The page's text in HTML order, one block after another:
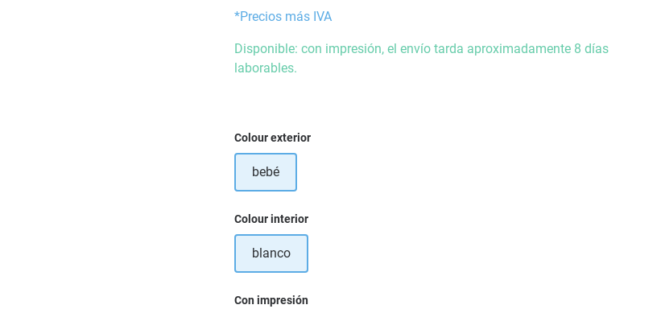
*Precios más IVA
Disponible: con impresión, el envío tarda aproximadamente 8 días
laborables.
Seleccione
Colour exterior
bebé
Seleccione
Colour interior
blanco
Seleccione
Con impresión